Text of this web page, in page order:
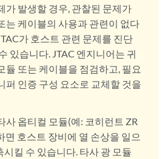
가 발생할 경우, 관찰된 문제가
는 케이블의 사용과 관련이 없다
가 호스트 관련 문제를 진단
있습니다. JTAC 엔지니어는 귀
듈 또는 케이블을 점검하고, 필요
퍼 인증 구성 요소로 교체할 것을
사 옵티컬 모듈(예: 코히런트 ZR
면 호스트 장비에 열 손상을 일으
킬 수 있습니다. 타사 광 모듈